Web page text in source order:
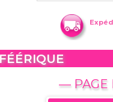
— PAGE